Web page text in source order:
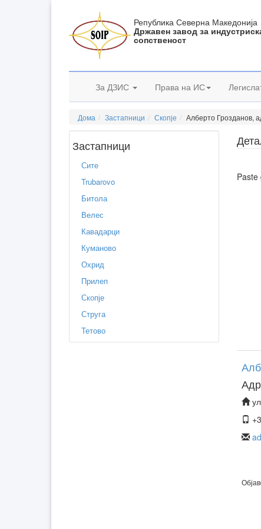
Република Северна Македонија
Државен завод за
сопственост
За ДЗИС Права на ИС
Дома Застапници Скопје Алберто Грозданов,
Застапници
Сите
Trubarovo
Битола
Велес
Кавадарци
Куманово
Охрид
Прилеп
Скопје
Струга
Тетово